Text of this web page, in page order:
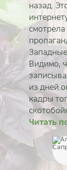
назад.
Видимо,
из дней
кадры
Читать